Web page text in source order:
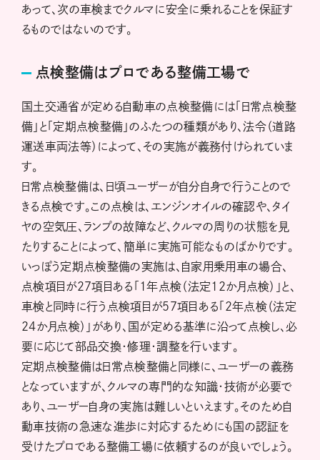
あって、次の車検までクルマに安全に乗れることを保証す
るものではないのです。
点検整備はプロである整備工場で
国土交通省が定める自動車の点検整備には「日常点検整
備」と「定期点検整備」のふたつの種類があり、法令（道路
運送車両法等）によって、その実施が義務付けられていま
す。
日常点検整備は、日頃ユーザーが自分自身で行うことので
きる点検です。この点検は、エンジンオイルの確認や、タイ
ヤの空気圧、ランプの故障など、クルマの周りの状態を見
たりすることによって、簡単に実施可能なものばかりです。
いっぽう定期点検整備の実施は、自家用乗用車の場合、
点検項目が２７項目ある「1年点検（法定12か月点検）」と、
車検と同時に行う点検項目が５７項目ある「2年点検（法定
24か月点検）」があり、国が定める基準に沿って点検し、必
要に応じて部品交換・修理・調整を行います。
定期点検整備は日常点検整備と同様に、ユーザーの義務
となっていますが、クルマの専門的な知識・技術が必要で
あり、ユーザー自身の実施は難しいといえます。そのため自
動車技術の急速な進歩に対応するためにも国の認証を
受けたプロである整備工場に依頼するのが良いでしょう。